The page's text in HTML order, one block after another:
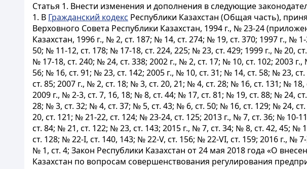
Статья 1. Внести изменения и дополнения в следующие
1. В Гражданский кодекс Республики Казахстан (Общая часть),
Верховного Совета Республики Казахстан, 1994 г., № 23-24
Казахстан, 1996 г., № 2, ст. 187; № 14, ст. 274; № 19, ст. 370; 1997 г., №
50; № 11-12, ст. 178; № 17-18, ст. 224, 225; № 23, ст. 429; 1999 г., № 20,
№ 17-18, ст. 240; № 24, ст. 338; 2002 г., № 2, ст. 17; № 10, ст. 102; 2003
56; № 16, ст. 91; № 23, ст. 142; 2005 г., № 10, ст. 31; № 14, ст. 58; № 23,
ст. 85; 2007 г., № 2, ст. 18; № 3, ст. 20, 21; № 4, ст. 28; № 16, ст. 131; №
2009 г., № 2-3, ст. 7, 16, 18; № 8, ст. 44; № 17, ст. 81; № 19, ст. 88; № 24,
28; № 3, ст. 32; № 4, ст. 37; № 5, ст. 43; № 6, ст. 50; № 16, ст. 129; № 24,
20, ст. 121; № 21-22, ст. 124; № 23-24, ст. 125; 2013 г., № 7, ст. 36; № 10-
ст. 84; № 21, ст. 122; № 23, ст. 143; 2015 г., № 7, ст. 34; № 8, ст. 42, 45;
ст. 128; № 22-I, ст. 140, 143; № 22-V, ст. 156; № 22-VI, ст. 159; 2016 г., №
№ 1, ст. 4; Закон Республики Казахстан от 24 мая 2018 года «О
Казахстан по вопросам совершенствования регулирования